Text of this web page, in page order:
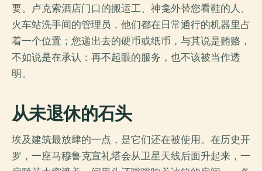
要。卢克索酒店门口的搬运工、神龛外替您看鞋的人、
火车站洗手间的管理员，他们都在日常通行的机器里占
着一个位置；您递出去的硬币或纸币，与其说是贿赂，
不如说是在承认：再不起眼的服务，也不该被当作透
明。
从未退休的石头
埃及建筑最放肆的一点，是它们还在被使用。在历史开
罗，一座马穆鲁克宣礼塔会从卫星天线后面升起来，一